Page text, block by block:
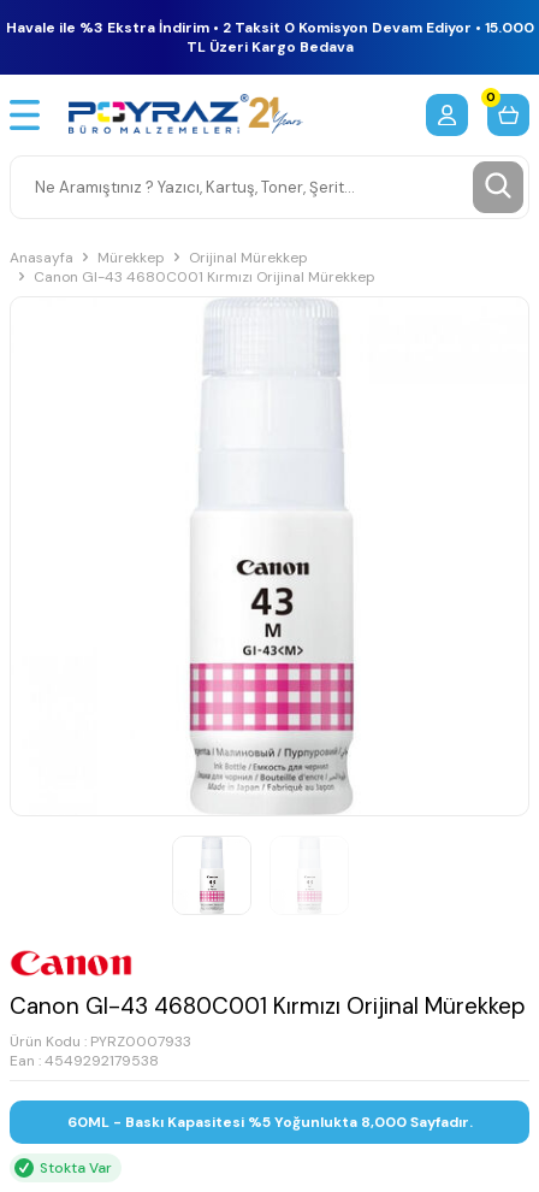
Havale ile %3 Ekstra İndirim • 2 Taksit 0 Komisyon Devam Ediyor • 15.000
TL Üzeri Kargo Bedava
0
Anasayfa Mürekkep
Orijinal Mürekkep
Canon GI-43 4680C001 Kırmızı Orijinal Mürekkep
Canon GI-43 4680C001 Kırmızı Orijinal Mürekkep
Ürün Kodu : PYRZ0007933
Ean : 4549292179538
60ML - Baskı Kapasitesi %5 Yoğunlukta 8,000 Sayfadır.
Stokta Var